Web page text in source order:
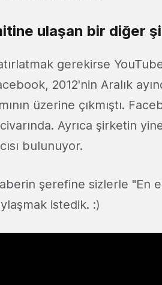
ulaşan bir diğer
gerekirse
2012'nin Aralık
üzerine çıkmıştı.
Ayrıca şirketin
bulunuyor.
şerefine sizlerle "En
istedik. :)